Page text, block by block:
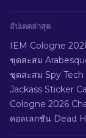
อัปเดตล่าสุด
IEM Cologne
ชุดสะสม
ชุดสะสม Spy Tech
Jackass Sticker
Cologne 2026
คอลเลกชัน Dead